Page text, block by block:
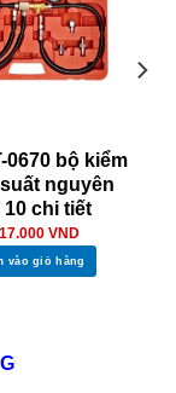
0670 bộ kiểm
nguyên
10 chi tiết
VND
vào giỏ hàng